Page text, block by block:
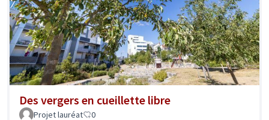
Des vergers en cueillette libre
Projet lauréat 0